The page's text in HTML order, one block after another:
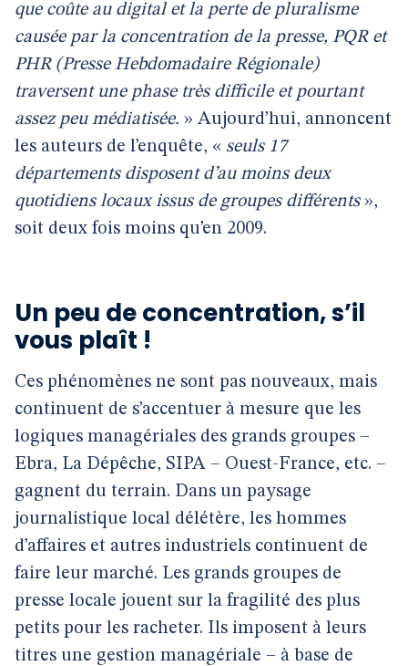
que coûte au digital et la perte de pluralisme
causée par la concentration de la presse, PQR et
PHR (Presse Hebdomadaire Régionale)
traversent une phase très difficile et pourtant
assez peu médiatisée. » Aujourd’hui, annoncent
les auteurs de l’enquête, « seuls 17
départements disposent d’au moins deux
quotidiens locaux issus de groupes différents»,
soit deux fois moins qu’en 2009.
Un peu de concentration, s’il
vous plaît !
Ces phénomènes ne sont pas nouveaux, mais
continuent de s’accentuer à mesure que les
logiques managériales des grands groupes –
Ebra, La Dépêche, SIPA – Ouest-France, etc. –
gagnent du terrain. Dans un paysage
journalistique local délétère, les hommes
d’affaires et autres industriels continuent de
faire leur marché. Les grands groupes de
presse locale jouent sur la fragilité des plus
petits pour les racheter. Ils imposent à leurs
titres une gestion managériale – à base de